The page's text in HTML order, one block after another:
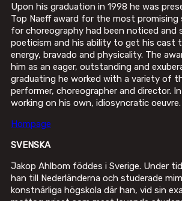
Upon his graduation in 1998 he was
Top Naeff award for the most
for choreography had been noticed and
poeticism and his ability to get his cast
energy, bravado and physicality. The
him as an eager, outstanding and
graduating he worked with a variety of
performer, choreographer and director.
working on his own, idiosyncratic oeuvre.
Hompage
SVENSKA
Jakop Ahlbom föddes i Sverige. Under
han till Nederländerna och studerade
konstnärliga högskola där han, vid sin